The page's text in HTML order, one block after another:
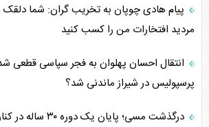
پیام هادی چوپان به تخریب گران: شما
مردید افتخارات من را کسب کنید
انتقال احسان پهلوان به فجر سپاسی قطعی
پرسپولیس در شیراز ماندنی شد؟
درگذشت مسی؛ پایان یک